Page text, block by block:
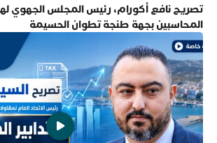
تصريح نافع أكورام، رئيس المجلس الجهوي
المحاسبين بجهة طنجة تطوان الحسيمة